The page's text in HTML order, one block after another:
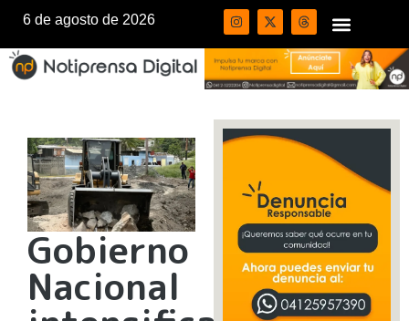
6 de agosto de 2026
Gobierno
Nacional